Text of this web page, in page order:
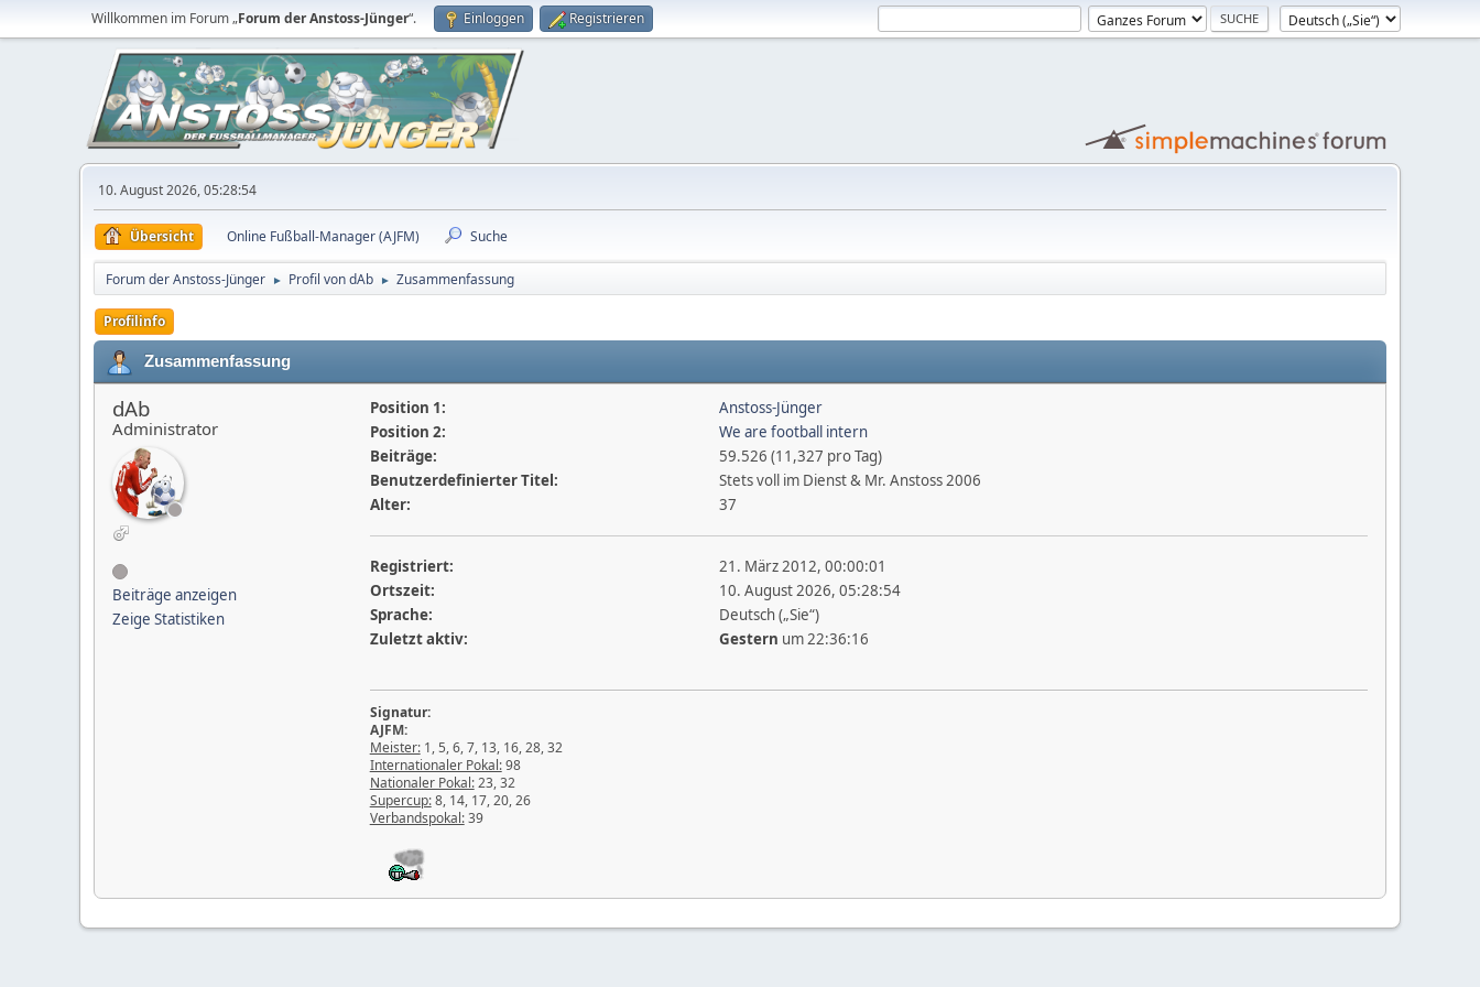
Willkommen im Forum „Forum der Anstoss-Jünger“. Einloggen Registrieren
10. August 2026, 05:28:54
Übersicht Online Fußball-Manager (AJFM) Suche
Forum der Anstoss-Jünger ► Profil von dAb ► Zusammenfassung
Profilinfo
Zusammenfassung
dAb
Administrator
Beiträge anzeigen
Zeige Statistiken
Position 1:
Anstoss-Jünger
Position 2:
We are football intern
Beiträge:
59.526 (11,327 pro Tag)
Benutzerdefinierter Titel:
Stets voll im Dienst & Mr. Anstoss 2006
Alter:
37
Registriert:
21. März 2012, 00:00:01
Ortszeit:
10. August 2026, 05:28:54
Sprache:
Deutsch („Sie“)
Zuletzt aktiv:
Gestern um 22:36:16
Signatur:
AJFM:
Meister:1, 5, 6, 7, 13, 16, 28, 32
Internationaler Pokal:98
Nationaler Pokal:23, 32
Supercup:8, 14, 17, 20, 26
Verbandspokal:39